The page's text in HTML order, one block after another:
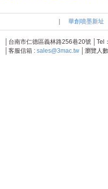
華創噴墨新址
│台南市仁德區義林路256巷20號
│客服信箱 : sales@3mac.tw │瀏覽人